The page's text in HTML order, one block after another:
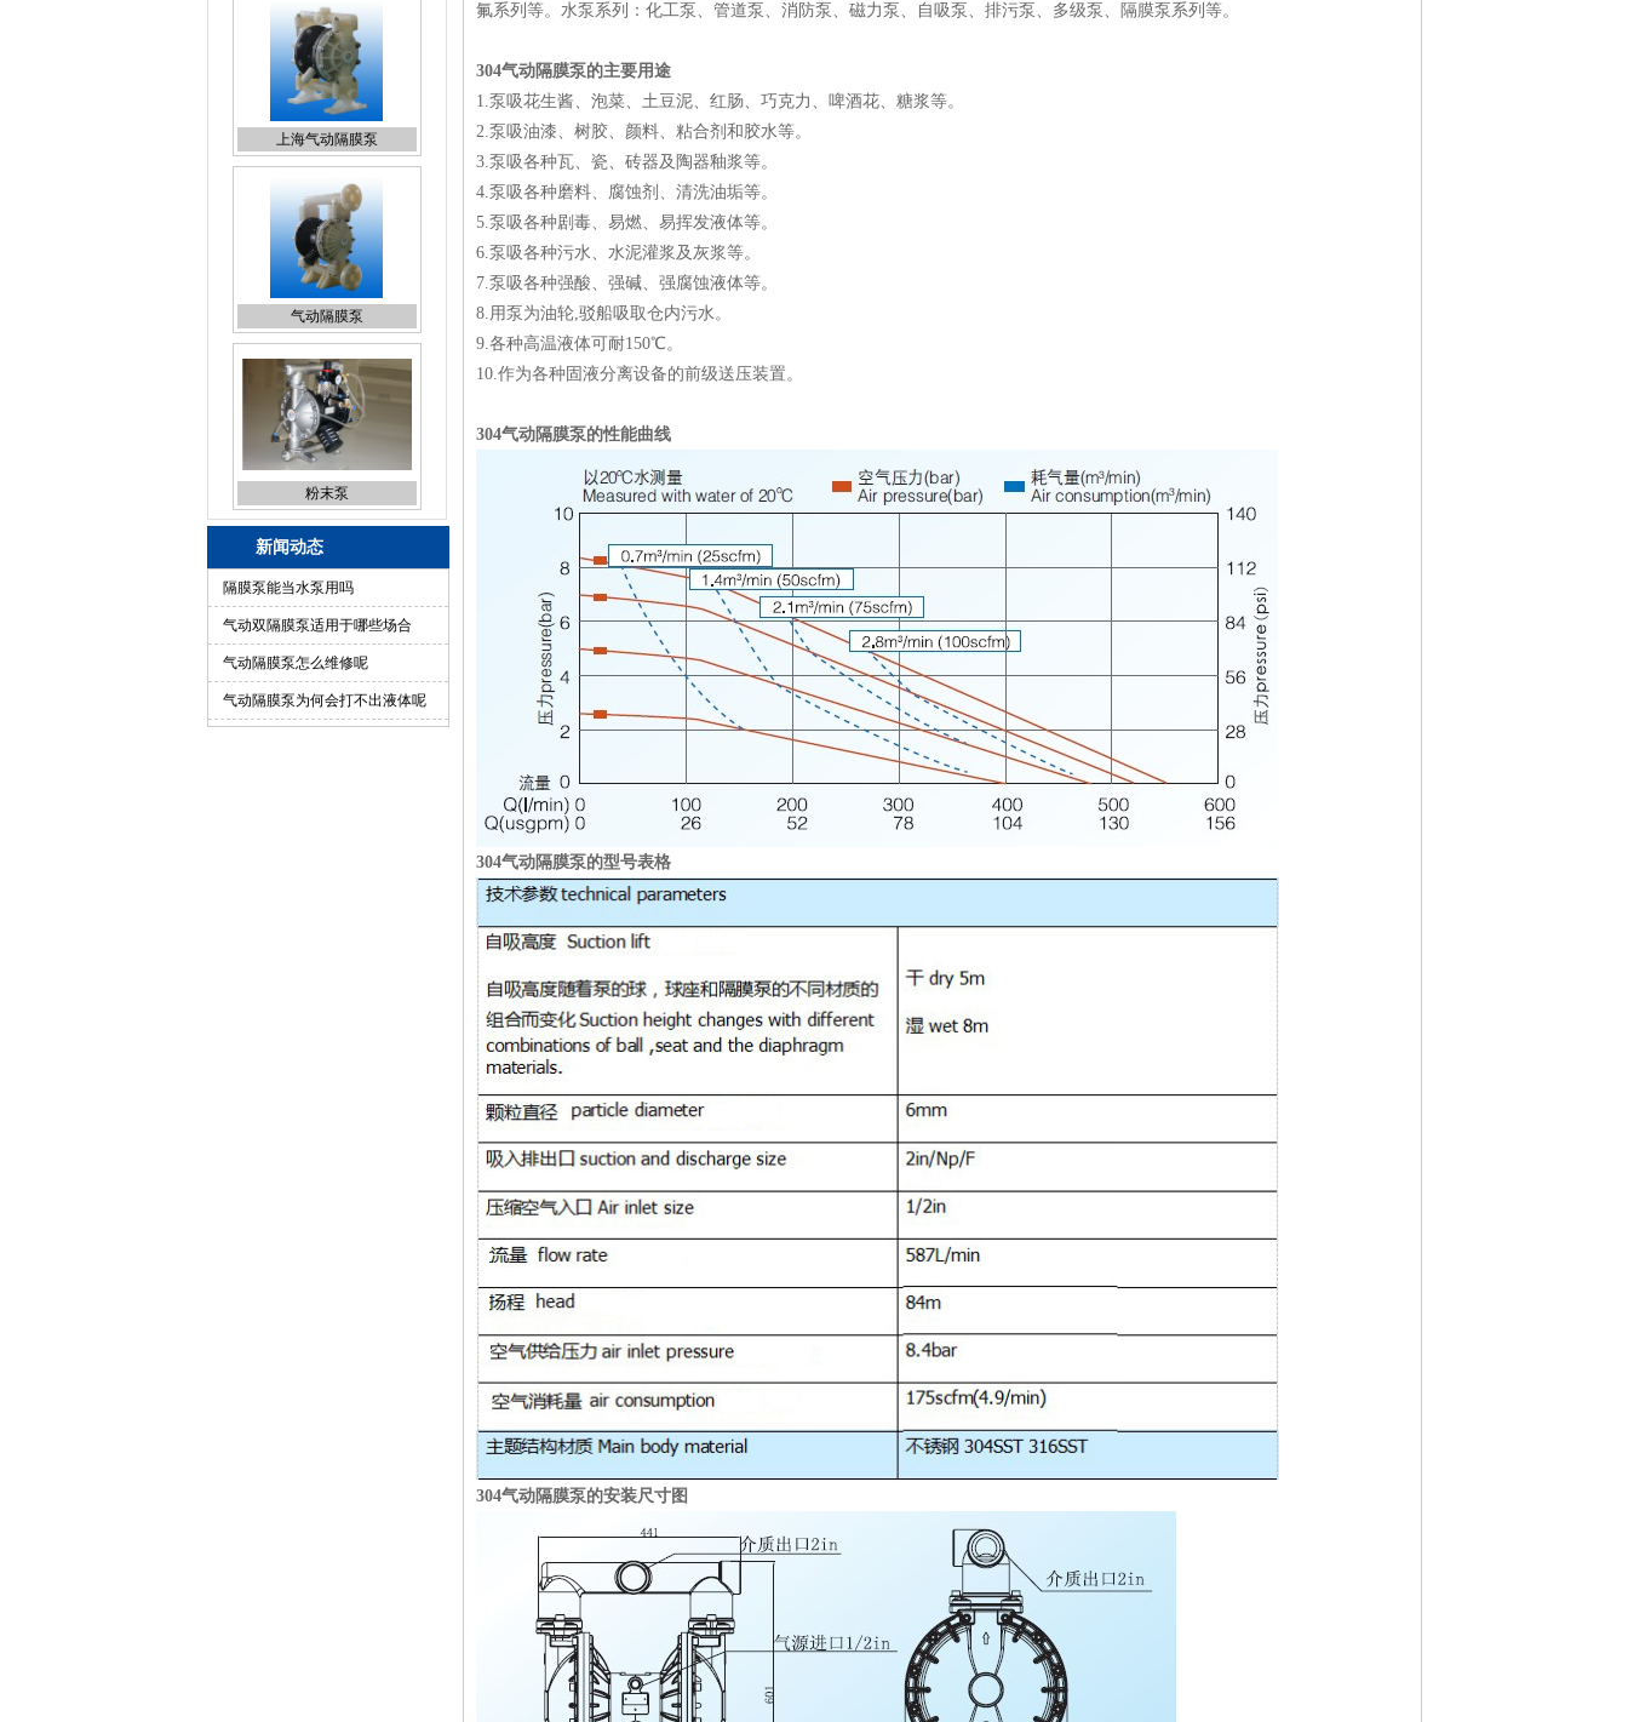
气动隔膜泵
粉末泵
上海隔膜泵(上海隔膜泵厂
家)
溶剂泵
新闻动态
隔膜泵能当水泵用吗
气动双隔膜泵适用于哪些场合
气动隔膜泵怎么维修呢
气动隔膜泵为何会打不出液体呢
氟系列等。水泵系列：化工泵、管道泵、消防泵、磁力泵、自吸泵、排污泵、多级泵、隔膜泵系列等。
304气动隔膜泵的主要用途
1.泵吸花生酱、泡菜、土豆泥、红肠、巧克力、啤酒花、糖浆等。
2.泵吸油漆、树胶、颜料、粘合剂和胶水等。
3.泵吸各种瓦、瓷、砖器及陶器釉浆等。
4.泵吸各种磨料、腐蚀剂、清洗油垢等。
5.泵吸各种剧毒、易燃、易挥发液体等。
6.泵吸各种污水、水泥灌浆及灰浆等。
7.泵吸各种强酸、强碱、强腐蚀液体等。
8.用泵为油轮,驳船吸取仓内污水。
9.各种高温液体可耐150℃。
10.作为各种固液分离设备的前级送压装置。
304气动隔膜泵的性能曲线
304气动隔膜泵的型号表格
304气动隔膜泵的安装尺寸图